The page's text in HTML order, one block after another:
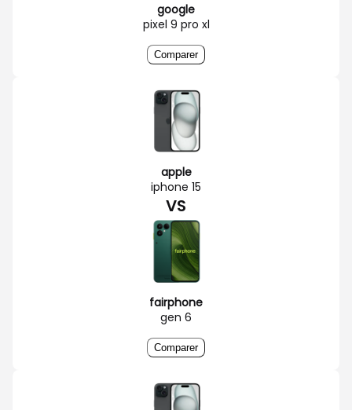
google
pixel 9 pro xl
Comparer
apple
iphone 15
VS
fairphone
gen 6
Comparer